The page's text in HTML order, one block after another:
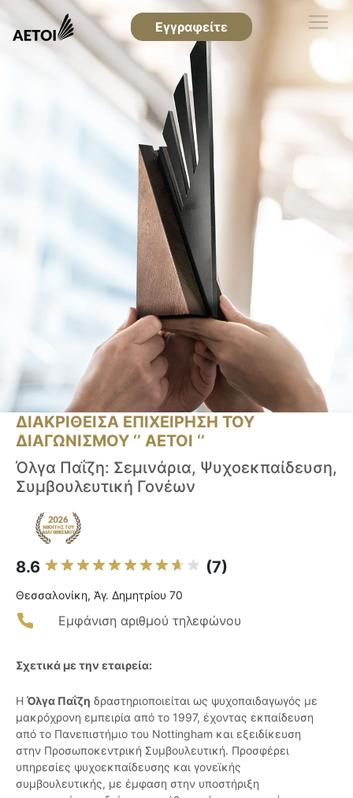
Εγγραφείτε
ΔΙΑΚΡΙΘΕΙΣΑ ΕΠΙΧΕΙΡΗΣΗ ΤΟΥ
ΔΙΑΓΩΝΙΣΜΟΥ ‘’ ΑΕΤΟΙ ‘’
Όλγα Παΐζη: Σεμινάρια, Ψυχοεκπαίδευση,
Συμβουλευτική Γονέων
8.6 (7)
Θεσσαλονίκη, Ἁγ. Δημητρίου 70
Εμφάνιση αριθμού τηλεφώνου
Σχετικά με την εταιρεία:
Η Όλγα Παΐζη δραστηριοποιείται ως ψυχοπαιδαγωγός με
μακρόχρονη εμπειρία από το 1997, έχοντας εκπαίδευση
από το Πανεπιστήμιο του Nottingham και εξειδίκευση
στην Προσωποκεντρική Συμβουλευτική. Προσφέρει
υπηρεσίες ψυχοεκπαίδευσης και γονεϊκής
συμβουλευτικής, με έμφαση στην υποστήριξη